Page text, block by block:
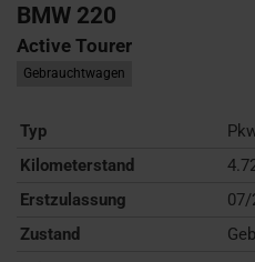
BMW 220
Active Tourer
Gebrauchtwagen
Typ
Kilometerstand
Erstzulassung
07/
Zustand